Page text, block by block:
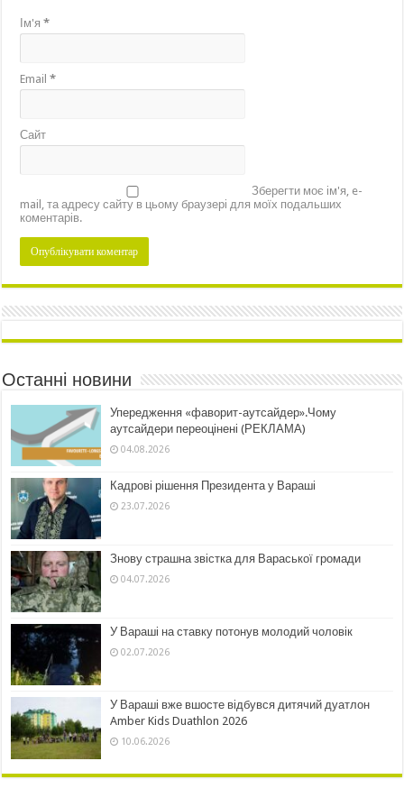
Ім'я*
Email*
Сайт
Зберегти моє ім'я, e-
mail, та адресу сайту в цьому браузері для моїх подальших
коментарів.
Останні новини
Упередження «фаворит-аутсайдер».Чому
аутсайдери переоцінені (РЕКЛАМА)
04.08.2026
Кадрові рішення Президента у Вараші
23.07.2026
Знову страшна звістка для Вараської громади
04.07.2026
У Вараші на ставку потонув молодий чоловік
02.07.2026
У Вараші вже вшосте відбувся дитячий дуатлон
Amber Kids Duathlon 2026
10.06.2026